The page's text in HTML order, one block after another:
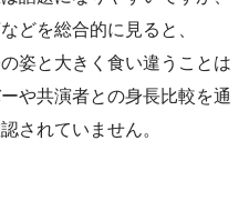
どを総合的に見ると、
姿と大きく食い違うことは
や共演者との身長比較を通
されていません。